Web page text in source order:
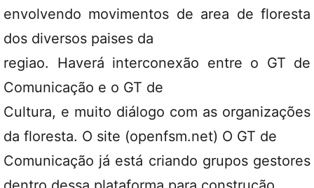
envolvendo movimentos de area de floresta
dos diversos paises da
regiao. Haverá interconexão entre o GT de
Comunicação e o GT de
Cultura, e muito diálogo com as organizações
da floresta. O site (openfsm.net) O GT de
Comunicação já está criando grupos gestores